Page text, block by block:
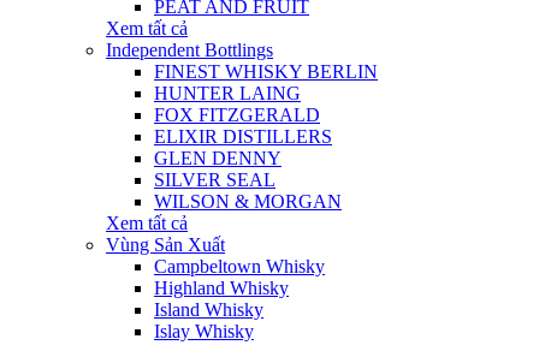
PEAT AND FRUIT
Xem tất cả
Independent Bottlings
FINEST WHISKY BERLIN
HUNTER LAING
FOX FITZGERALD
ELIXIR DISTILLERS
GLEN DENNY
SILVER SEAL
WILSON & MORGAN
Xem tất cả
Vùng Sản Xuất
Campbeltown Whisky
Highland Whisky
Island Whisky
Islay Whisky